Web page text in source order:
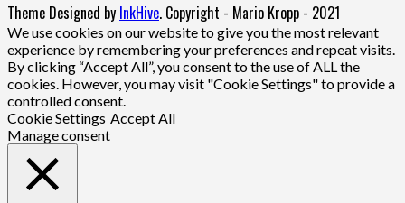
Theme Designed by InkHive. Copyright - Mario Kropp - 2021
We use cookies on our website to give you the most relevant
experience by remembering your preferences and repeat visits.
By clicking “Accept All”, you consent to the use of ALL the
cookies. However, you may visit "Cookie Settings" to provide a
controlled consent.
Cookie Settings Accept All
Manage consent